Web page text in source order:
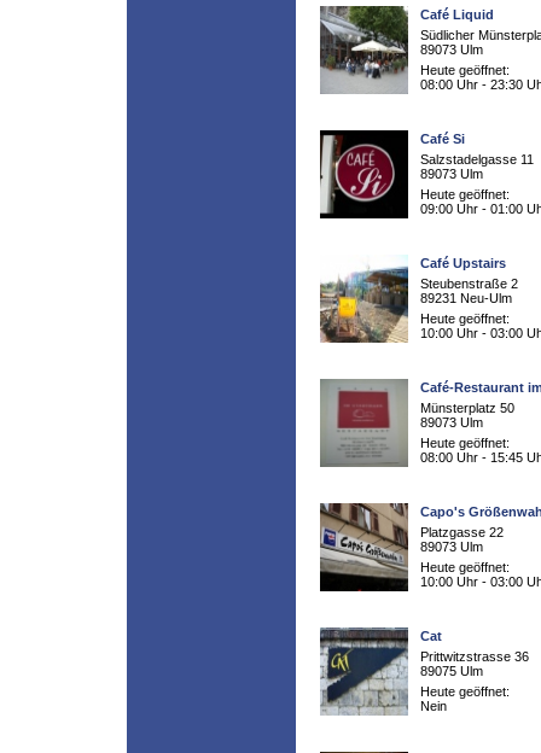
Café Liquid
Südlicher
89073 Ulm
Heute geöffnet:
08:00 Uhr - 23:30
Café Si
Salzstadelgasse 11
89073 Ulm
Heute geöffnet:
09:00 Uhr - 01:00
Café Upstairs
Steubenstraße 2
89231 Neu-Ulm
Heute geöffnet:
10:00 Uhr - 03:00
Café-Restaurant
Münsterplatz 50
89073 Ulm
Heute geöffnet:
08:00 Uhr - 15:45
Capo's
Platzgasse 22
89073 Ulm
Heute geöffnet:
10:00 Uhr - 03:00
Cat
Prittwitzstrasse 36
89075 Ulm
Heute geöffnet:
Nein